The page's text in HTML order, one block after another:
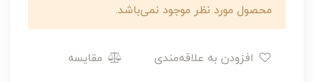
محصول مورد نظر موجود نمی‌باشد.
مقایسه